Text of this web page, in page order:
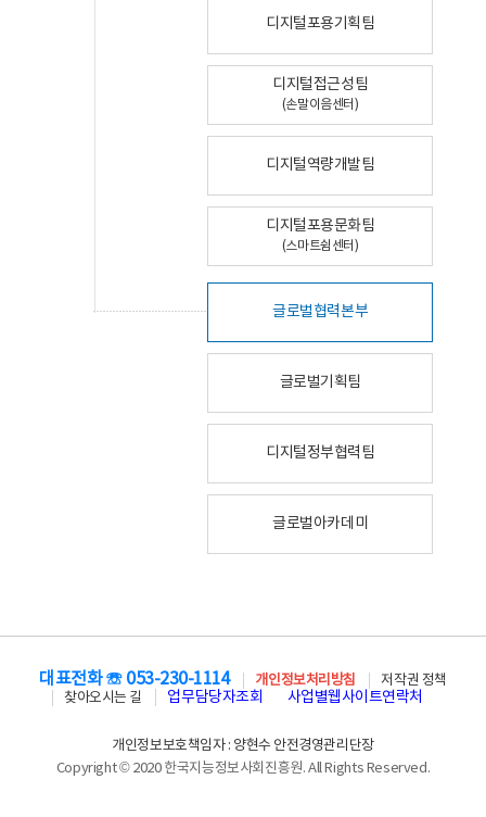
디지털포용기획팀
디지털접근성팀
(손말이음센터)
디지털역량개발팀
디지털포용문화팀
(스마트쉼센터)
글로벌협력본부
글로벌기획팀
디지털정부협력팀
글로벌아카데미
대표전화 ☏ 053-230-1114 개인정보처리방침
저작권 정책
찾아오시는 길
업무담당자조회 사업별웹사이트연락처
개인정보보호책임자 : 양현수 안전경영관리단장
Copyright © 2020 한국지능정보사회진흥원. All Rights Reserved.